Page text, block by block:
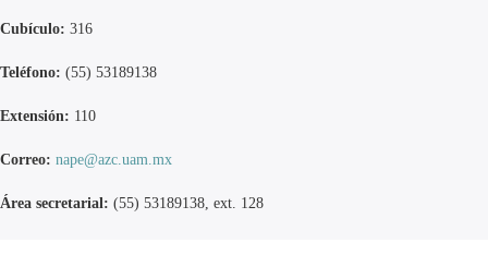
Cubículo: 316
Teléfono: (55) 53189138
Extensión: 110
Correo: nape@azc.uam.mx
Área secretarial: (55) 53189138, ext. 128